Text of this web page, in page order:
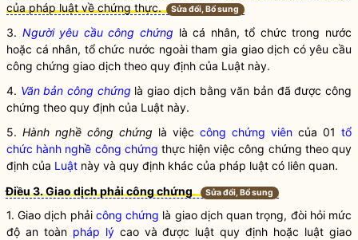
của pháp luật về chứng thực.
Sửa đổi, Bổ sung
3. Người yêu cầu công chứng là cá nhân, tổ chức trong nước
hoặc cá nhân, tổ chức nước ngoài tham gia giao dịch có yêu cầu
công chứng giao dịch theo quy định của Luật này.
4. Văn bản công chứng là giao dịch bằng văn bản đã được công
chứng theo quy định của Luật này.
5. Hành nghề công chứng là việc công chứng viên của 01 tổ
chức hành nghề công chứng thực hiện việc công chứng theo quy
định của Luật này và quy định khác của pháp luật có liên quan.
Điều 3. Giao dịch phải công chứng
Sửa đổi, Bổ sung
1. Giao dịch phải công chứng là giao dịch quan trọng, đòi hỏi mức
độ an toàn pháp lýcao và được luật quy định hoặc luật giao